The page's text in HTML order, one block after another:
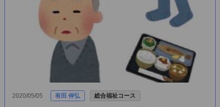
2020/05/05 有田 伸弘 総合福祉コース